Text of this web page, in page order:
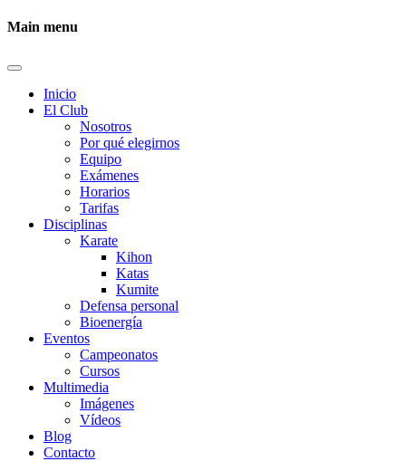
Main menu
Inicio
El Club
Nosotros
Por qué elegirnos
Equipo
Exámenes
Horarios
Tarifas
Disciplinas
Karate
Kihon
Katas
Kumite
Defensa personal
Bioenergía
Eventos
Campeonatos
Cursos
Multimedia
Imágenes
Vídeos
Blog
Contacto